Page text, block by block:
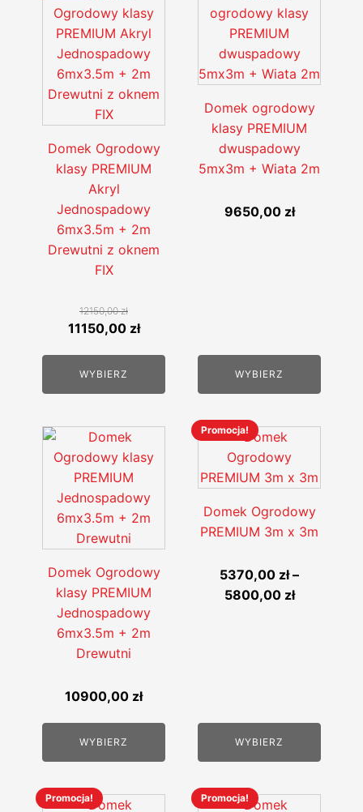
Domek Ogrodowy
klasy PREMIUM
Akryl
Jednospadowy
6mx3.5m + 2m
Drewutni z oknem
FIX
12150,00zł
Pierwotna
wynosiła:
11150,00 złAktualna
11150,00 zł.
WYBIERZ
produkt
ma
wiele
wariantów.
Opcje
na
stronie
produktu
Domek ogrodowy
klasy PREMIUM
dwuspadowy
5mx3m + Wiata 2m
9650,00 zł
WYBIERZ
produkt
wiele
wariantów.
można
wybrać
stronie
Domek Ogrodowy
klasy PREMIUM
Jednospadowy
6mx3.5m + 2m
Drewutni
10900,00 zł
WYBIERZ
Ten
produkt
wiele
wariantów.
wybrać
stronie
produktu
Promocja!
Domek Ogrodowy
PREMIUM 3m x 3m
5370,00 zł –
5800,00 złZakres
WYBIERZ
Ten
produkt
ma
wariantów.
Opcje
wybrać
Promocja!
Ten
Promocja!
Ten